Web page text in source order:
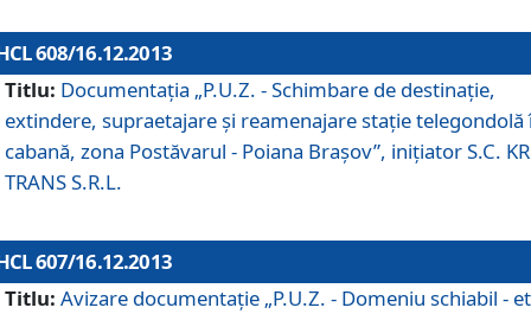
608/16.12.2013
Titlu: Documentaţia „P.U.Z. - Schimbare de destinaţie,
extindere, supraetajare şi reamenajare staţie telegondolă
cabană, zona Postăvarul - Poiana Braşov”, iniţiator S.C.
TRANS S.R.L.
607/16.12.2013
Titlu: Avizare documentaţie „P.U.Z. - Domeniu schiabil -